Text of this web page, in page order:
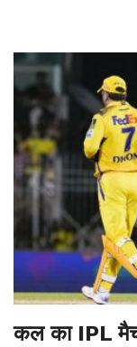
कल का IPL